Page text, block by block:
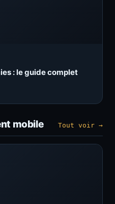
: le guide complet
mobile Tout voir →